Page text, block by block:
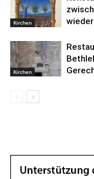
Kirchen
Kirchen